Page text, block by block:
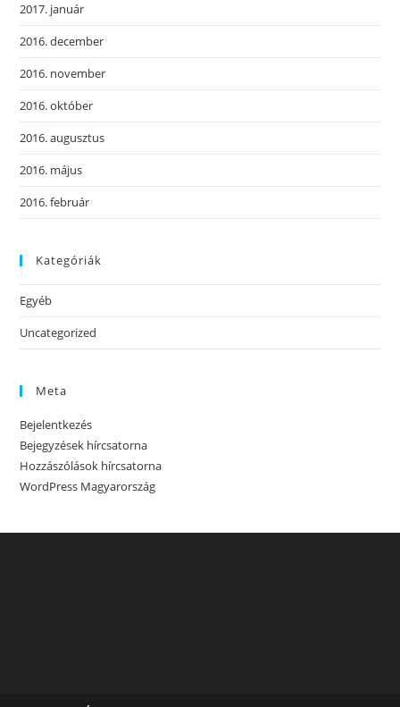
2017. január
2016. december
2016. november
2016. október
2016. augusztus
2016. május
2016. február
Kategóriák
Egyéb
Uncategorized
Meta
Bejelentkezés
Bejegyzések hírcsatorna
Hozzászólások hírcsatorna
WordPress Magyarország